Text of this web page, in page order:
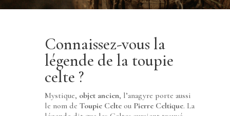
Connaissez-vous la
légende de la toupie
celte ?
Mystique, objet ancien, l’anagyre porte aussi
le nom de Toupie Celte ou Pierre Celtique. La